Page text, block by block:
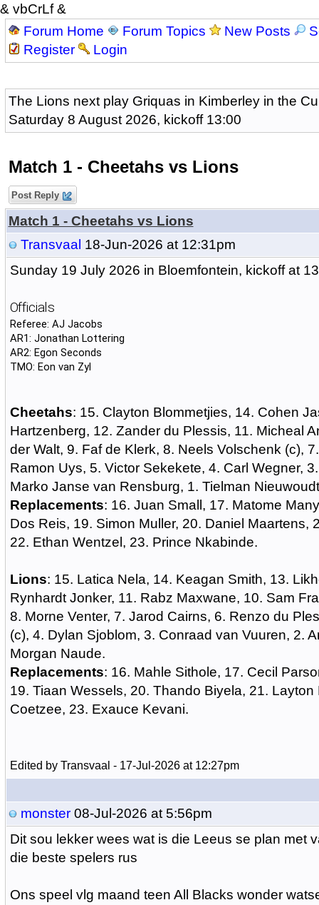
& vbCrLf &
Forum Home
Forum Topics New Posts
Register
Login
The Lions next play Griquas in Kimberley in the
Saturday 8 August 2026, kickoff 13:00
Match 1 - Cheetahs vs Lions
Post Reply
Match 1 - Cheetahs vs Lions
Transvaal 18-Jun-2026 at 12:31pm
Sunday 19 July 2026 in Bloemfontein, kickoff at
Officials
Referee: AJ Jacobs
AR1: Jonathan Lottering
AR2: Egon Seconds
TMO: Eon van Zyl
Cheetahs: 15. Clayton Blommetjies, 14. Cohen
Hartzenberg, 12. Zander du Plessis, 11. Micheal
der Walt, 9. Faf de Klerk, 8. Neels Volschenk (c),
Ramon Uys, 5. Victor Sekekete, 4. Carl Wegner,
Marko Janse van Rensburg, 1. Tielman
Replacements: 16. Juan Small, 17. Matome
Dos Reis, 19. Simon Muller, 20. Daniel Maartens,
22. Ethan Wentzel, 23. Prince Nkabinde.
Lions: 15. Latica Nela, 14. Keagan Smith, 13.
Rynhardt Jonker, 11. Rabz Maxwane, 10. Sam
8. Morne Venter, 7. Jarod Cairns, 6. Renzo du
(c), 4. Dylan Sjoblom, 3. Conraad van Vuuren, 2.
Morgan Naude.
Replacements: 16. Mahle Sithole, 17. Cecil
19. Tiaan Wessels, 20. Thando Biyela, 21. Layton
Coetzee, 23. Exauce Kevani.
Edited by Transvaal - 17-Jul-2026 at 12:27pm
monster08-Jul-2026 at 5:56pm
Dit sou lekker wees wat is die Leeus se plan met
die beste spelers rus
Ons speel vlg maand teen All Blacks wonder